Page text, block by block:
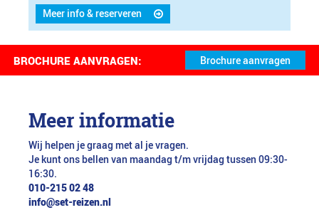
Meer info & reserveren
BROCHURE AANVRAGEN:
Meer informatie
Wij helpen je graag met al je vragen.
Je kunt ons bellen van maandag t/m vrijdag tussen 09:30-
16:30.
010-215 02 48
info@set-reizen.nl